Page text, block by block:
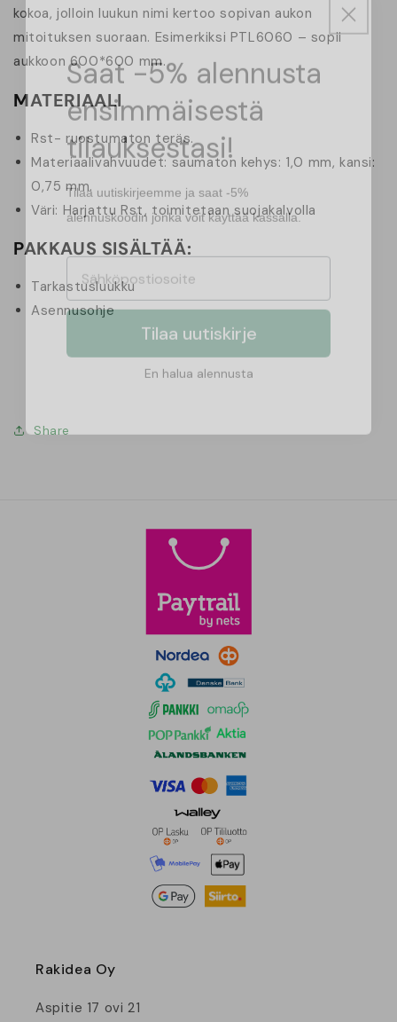
kokoa, jolloin luukun nimi kertoo sopivan aukon
mitoituksen suoraan. Esimerkiksi PTL6060 – sopii
aukkoon 600*600 mm.
MATERIAALI
Rst- ruostumaton teräs.
Materiaalivahvuudet: saumaton kehys: 1,0 mm, kansi:
0,75 mm.
Väri: Harjattu Rst, toimitetaan suojakalvolla
PAKKAUS SISÄLTÄÄ:
Tarkastusluukku
Asennusohje
Share
Rakidea Oy
Aspitie 17 ovi 21
Saat -5% alennusta
ensimmäisestä
tilauksestasi!
Tilaa uutiskirjeemme ja saat -5%
alennuskoodin jonka voit käyttää kassalla.
Tilaa uutiskirje
En halua alennusta